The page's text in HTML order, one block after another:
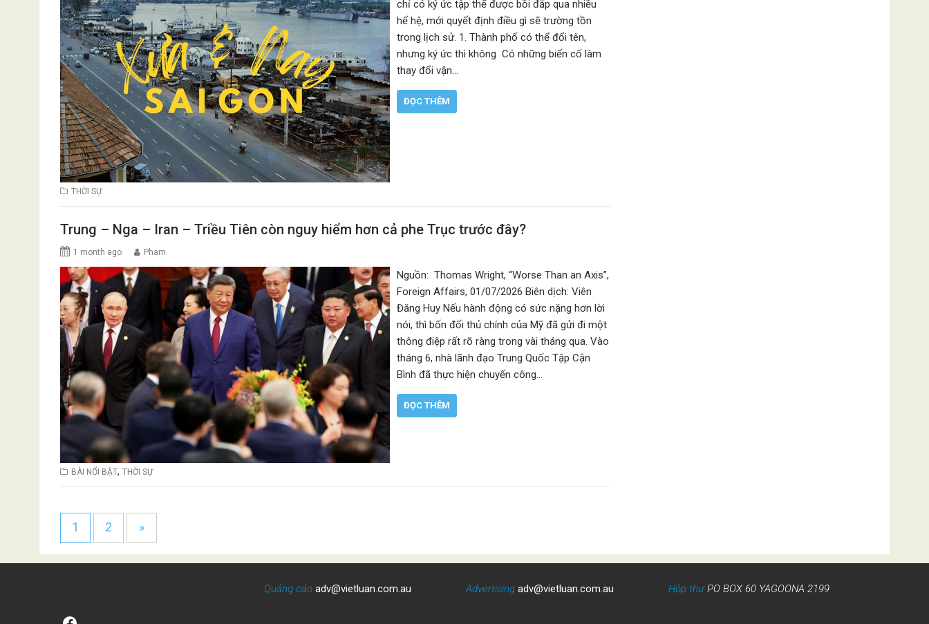
chỉ có ký ức tập thể được bồi đắp qua nhiều
hế hệ, mới quyết định điều gì sẽ trường tồn
trong lịch sử. 1. Thành phố có thể đổi tên,
nhưng ký ức thì không Có những biến cố làm
thay đổi vận…
ĐỌC THÊM
THỜI SỰ
Trung – Nga – Iran – Triều Tiên còn nguy hiểm hơn cả phe Trục trước đây?
1 month ago Pham
Nguồn: Thomas Wright, “Worse Than an Axis”,
Foreign Affairs, 01/07/2026 Biên dịch: Viên
Đăng Huy Nếu hành động có sức nặng hơn lời
nói, thì bốn đối thủ chính của Mỹ đã gửi đi một
thông điệp rất rõ ràng trong vài tháng qua. Vào
tháng 6, nhà lãnh đạo Trung Quốc Tập Cận
Bình đã thực hiện chuyến công…
ĐỌC THÊM
BÀI NỔI BẬT, THỜI SỰ
1 2 »
Quảng cáoadv@vietluan.com.au Advertising adv@vietluan.com.au Hộp thưPO BOX 60 YAGOONA 2199